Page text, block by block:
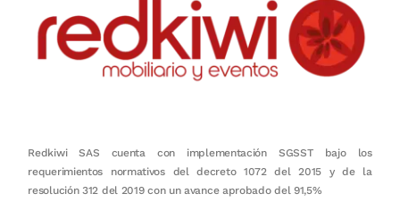
Redkiwi SAS cuenta con implementación SGSST bajo los
requerimientos normativos del decreto 1072 del 2015 y de la
resolución 312 del 2019 con un avance aprobado del 91,5%